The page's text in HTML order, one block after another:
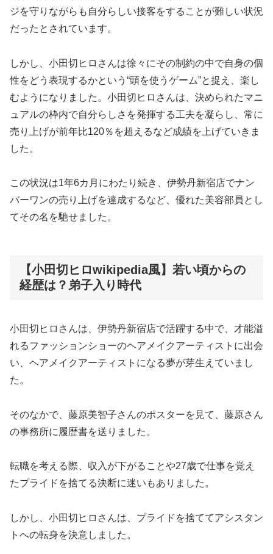
ジを守りながらも自分らしい接客をすることが難しい状況
だったとされています。
しかし、小田切ヒロさんは徐々にその制約の中で自身の個
性をどう表現するかという“頭を使うゲーム”と捉え、楽し
むようになりました。小田切ヒロさんは、決められたマニ
ュアルの枠内で自分らしさを発揮する工夫を凝らし、常に
売り上げが前年比120％を超えるなど成績を上げていきま
した。
この状況は1年6カ月にわたり続き、伊勢丹新宿店でナン
バーワンの売り上げを達成するなど、優れた美容部員とし
てその名を馳せました。
【小田切ヒロwikipedia風】若い頃からの
経歴は？弟子入り時代
小田切ヒロさんは、伊勢丹新宿店で活躍する中で、才能溢
れるファッションショーのヘアメイクアーティストに出会
い、ヘアメイクアーティストになる夢が芽生えていまし
た。
そのなかで、藤原美智子さんのポスターを見て、藤原さん
の事務所に履歴書を送りました。
転職を考える際、収入が下がることや27歳で仕事を覚え
たプライドを捨てる決断に迷いもありました。
しかし、小田切ヒロさんは、プライドを捨ててアシスタン
トへの転身を決意しました。